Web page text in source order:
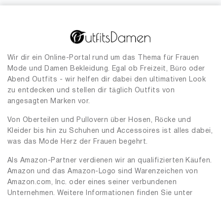
Wir dir ein Online-Portal rund um das Thema für Frauen
Mode und Damen Bekleidung. Egal ob Freizeit, Büro oder
Abend Outfits - wir helfen dir dabei den ultimativen Look
zu entdecken und stellen dir täglich Outfits von
angesagten Marken vor.
Von Oberteilen und Pullovern über Hosen, Röcke und
Kleider bis hin zu Schuhen und Accessoires ist alles dabei,
was das Mode Herz der Frauen begehrt.
Als Amazon-Partner verdienen wir an qualifizierten Käufen.
Amazon und das Amazon-Logo sind Warenzeichen von
Amazon.com, Inc. oder eines seiner verbundenen
Unternehmen. Weitere Informationen finden Sie unter